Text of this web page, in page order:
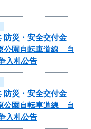
災・安全交付金
公園自転車道線 自
入札公告
災・安全交付金
公園自転車道線 自
入札公告